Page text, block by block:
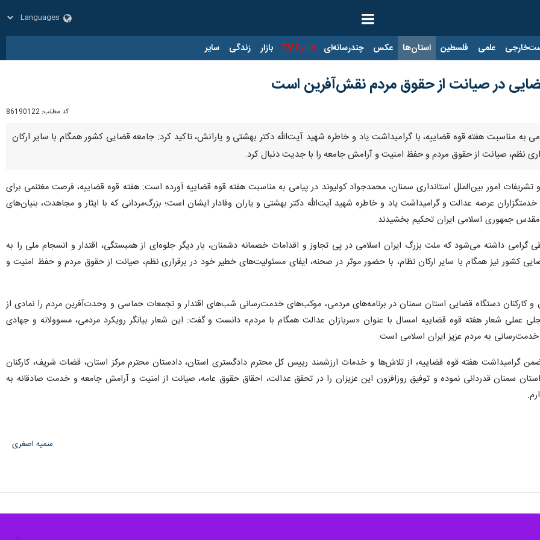
علمی فلسطین استان‌ها عکس چندرسانه‌ای ایرنا TV بازار زندگی سایر
در صیانت از حقوق مردم نقش‌آفرین است
کد مطلب: 86190122